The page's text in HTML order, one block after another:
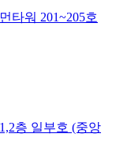
타워 201~205호
층 일부호 (중앙